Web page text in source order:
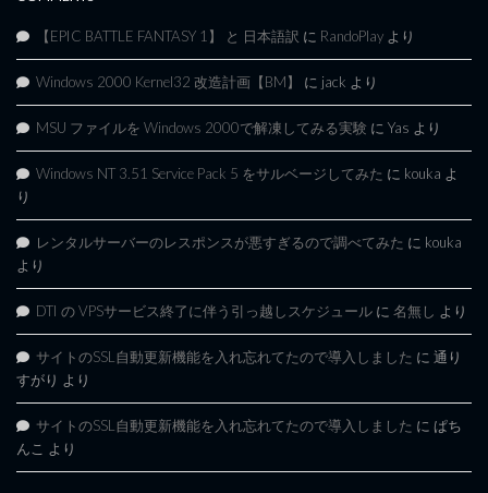
【EPIC BATTLE FANTASY 1】 と 日本語訳 に RandoPlay より
Windows 2000 Kernel32 改造計画【BM】 に jack より
MSU ファイルを Windows 2000で解凍してみる実験 に Yas より
Windows NT 3.51 Service Pack 5 をサルベージしてみた に kouka よ
り
レンタルサーバーのレスポンスが悪すぎるので調べてみた に kouka
より
DTI の VPSサービス終了に伴う引っ越しスケジュール に 名無し より
サイトのSSL自動更新機能を入れ忘れてたので導入しました に 通り
すがり より
サイトのSSL自動更新機能を入れ忘れてたので導入しました に ぱち
んこ より